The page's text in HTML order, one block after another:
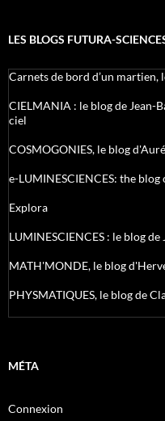
LES BLOGS FUTURA-
Carnets de bord d’un martien,
CIELMANIA : le blog de Jean-
ciel
COSMOGONIES, le blog
e-LUMINESCIENCES: the
Explora
LUMINESCIENCES : le blog
MATH'MONDE, le blog
PHYSMATIQUES, le blog de
MÉTA
Connexion